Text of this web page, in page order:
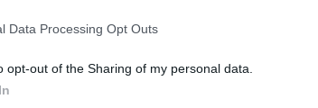
Data Processing Opt Outs
opt-out of the Sharing of my personal data.
ha dell’incredibile. Al 47′ Pellegrino viene imbeccato
ma calcia clamorosamente alto. Neanche un